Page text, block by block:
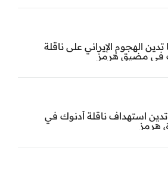
الهجوم الإيراني على ناقلة
في مضيق هرمز
استهداف ناقلة أدنوك في
هرمز